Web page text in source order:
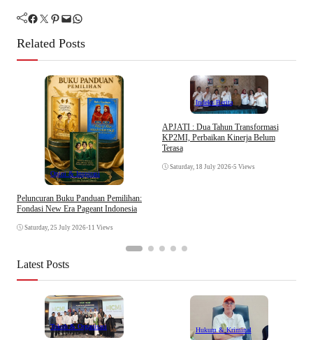
Facebook Twitter Pinterest Mail WhatsApp
Related Posts
Opini & Inspirasi
Peluncuran Buku Panduan Pemilihan:
Fondasi New Era Pageant Indonesia
Saturday, 25 July 2026•11 Views
Indeks Berita
APJATI : Dua Tahun Transformasi
KP2MI, Perbaikan Kinerja Belum
Terasa
Saturday, 18 July 2026•5 Views
Latest Posts
Tokoh & Organisasi Hukum & Kriminal